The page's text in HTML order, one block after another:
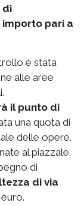
di
pari a
è stata
alle aree
il punto di
una quota di
delle opere.
al piazzale
di
di via